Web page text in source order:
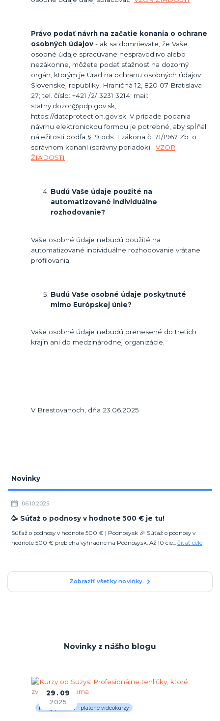
Novinky
06.10.2025
🥳 Súťaž o podnosy v hodnote 500 € je tu!
Súťaž o podnosy v hodnote 500 € | Podnosy.sk 🎉 Súťaž o podnosy v
hodnote 500 € prebieha výhradne na Podnosy.sk. Až 10 cie... čítať celé
Zobraziť všetky novinky
Právo podať návrh na začatie konania o ochrane
osobných údajov- ak sa domnievate, že Vaše
osobné údaje spracúvane nespravodlivo alebo
nezákonne, môžete podať sťažnosť na dozorný
orgán, ktorým je Úrad na ochranu osobných údajov
Slovenskej republiky, Hraničná 12, 820 07 Bratislava
27; tel. číslo: +421 /2/ 3231 3214; mail:
statny.dozor@pdp.gov.sk,
https://dataprotection.gov.sk. V prípade podania
návrhu elektronickou formou je potrebné, aby spĺňal
náležitosti podľa § 19 ods. 1 zákona č. 71/1967 Zb. o
správnom konaní (správny poriadok). VZOR
ŽIADOSTI
Budú Vaše údaje použité na
automatizované individuálne
rozhodovanie?
Vaše osobné údaje nebudú použité na
automatizované individuálne rozhodovanie vrátane
profilovania.
Budú Vaše osobné údaje poskytnuté
mimo Európskej únie?
Vaše osobné údaje nebudú prenesené do tretích
krajín ani do medzinárodnej organizácie.
V Brestovanoch, dňa 23.06.2025
Novinky z nášho blogu
29
09
2025
Kurzy pečenia – platené videokurzy